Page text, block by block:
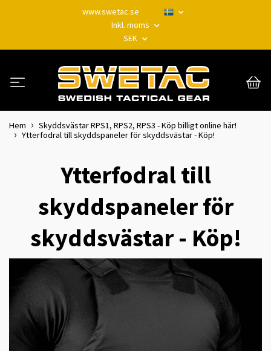
www.swetac.se
Inkl. moms
SEK
Hem
Skyddsvästar RPS1, RPS2, RPS3 - Köp billigt online här!
Ytterfodral till skyddspaneler för skyddsvästar - Köp!
Ytterfodral till
skyddspaneler för
skyddsvästar - Köp!